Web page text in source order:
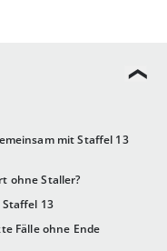
mit Staffel 13
ohne Staller?
13
Fälle ohne Ende